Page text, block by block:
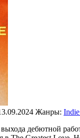
Жанры:
дебютной